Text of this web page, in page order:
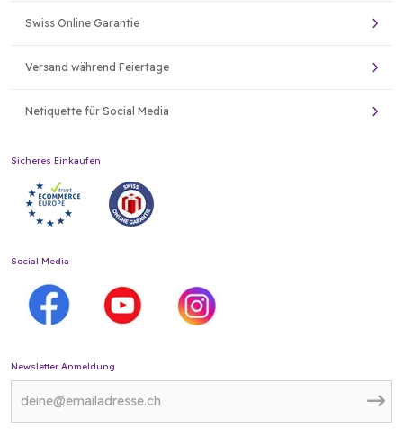
Swiss Online Garantie
Versand während Feiertage
Netiquette für Social Media
Sicheres Einkaufen
Social Media
Newsletter Anmeldung